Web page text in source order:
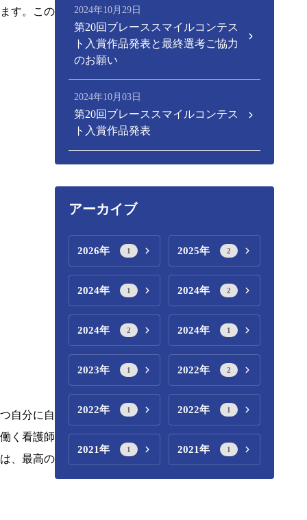
す。この
自分に自
く看護師
、最高の
2024年10月29日
第20回ブレーススマイルコンテス
ト入賞作品発表と最終選考ご協力
のお願い
2024年10月03日
第20回ブレーススマイルコンテス
ト入賞作品発表
アーカイブ
2026年 1 2025年 2
2024年 1 2024年 2
2024年 2 2024年 1
2023年 1 2022年 2
2022年 1 2022年 1
2021年 1 2021年 1